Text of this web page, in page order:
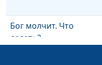
Бог молчит. Что
делать?